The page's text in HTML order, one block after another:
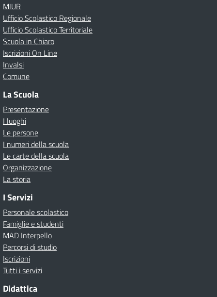
MIUR
Ufficio Scolastico Regionale
Ufficio Scolastico Territoriale
Scuola in Chiaro
Iscrizioni On Line
Invalsi
Comune
La Scuola
Presentazione
I luoghi
Le persone
I numeri della scuola
Le carte della scuola
Organizzazione
La storia
I Servizi
Personale scolastico
Famiglie e studenti
MAD Interpello
Percorsi di studio
Iscrizioni
Tutti i servizi
Didattica